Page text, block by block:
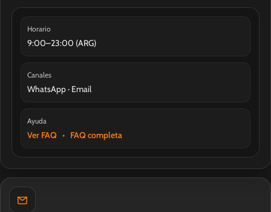
Horario
9:00–23:00 (ARG)
Canales
WhatsApp · Email
Ayuda
Ver FAQ • FAQ completa